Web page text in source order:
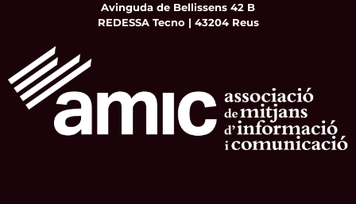
Avinguda de Bellissens 42 B
REDESSA Tecno | 43204 Reus